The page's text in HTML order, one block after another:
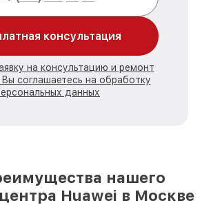
консультация
на консультацию и ремонт
соглашаетесь на обработку
данных
нашего
Huawei в Москве